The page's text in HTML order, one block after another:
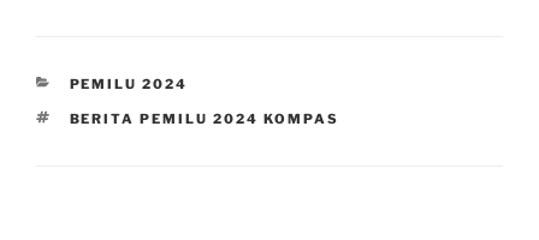
CATEGORIES
PEMILU 2024
TAGS
BERITA PEMILU 2024 KOMPAS